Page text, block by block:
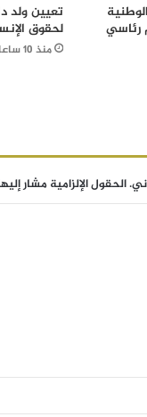
رئاسي
تعيين ولد
لحقوق
منذ 10 ساعات
الحقول الإلزامية مشار